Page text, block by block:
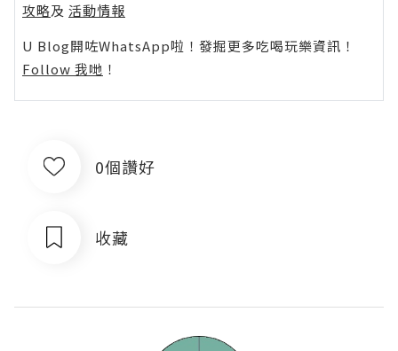
攻略及 活動情報
U Blog開咗WhatsApp啦！發掘更多吃喝玩樂資訊！
Follow 我哋 ！
0個讚好
收藏